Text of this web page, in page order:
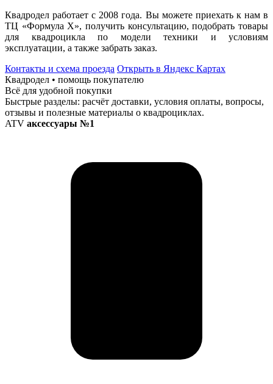
Квадродел работает с 2008 года. Вы можете приехать к нам в
ТЦ «Формула Х», получить консультацию, подобрать товары
для квадроцикла по модели техники и условиям
эксплуатации, а также забрать заказ.
Контакты и схема проезда Открыть в Яндекс Картах
Квадродел • помощь покупателю
Всё для удобной покупки
Быстрые разделы: расчёт доставки, условия оплаты, вопросы,
отзывы и полезные материалы о квадроциклах.
ATV аксессуары №1